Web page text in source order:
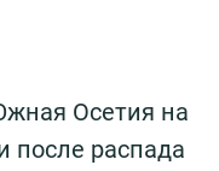
Осетия на
после распада